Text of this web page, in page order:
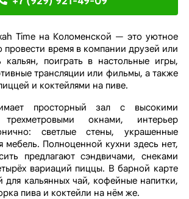
Time на Коломенской — это уютное
провести время в компании друзей или
кальян, поиграть в настольные игры,
трансляции или фильмы, а также
и коктейлями на пиве.
просторный зал с высокими
окнами, интерьер
светлые стены, украшенные
мебель. Полноценной кухни здесь нет,
предлагают сэндвичами, снеками
вариаций пиццы. В барной карте
кальянных чай, кофейные напитки,
пива и коктейли на нём же.